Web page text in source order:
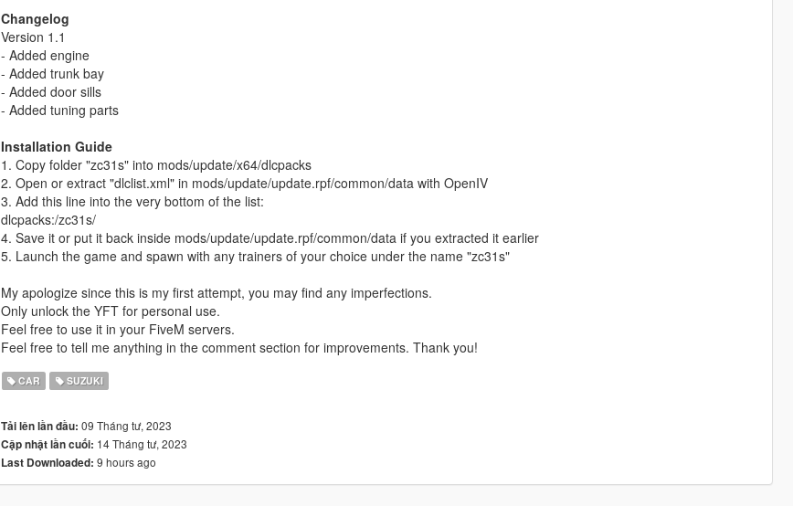
Changelog
Version 1.1
- Added engine
- Added trunk bay
- Added door sills
- Added tuning parts
Installation Guide
1. Copy folder "zc31s" into mods/update/x64/dlcpacks
2. Open or extract "dlclist.xml" in mods/update/update.rpf/common/data with OpenIV
3. Add this line into the very bottom of the list:
dlcpacks:/zc31s/
4. Save it or put it back inside mods/update/update.rpf/common/data if you extracted it earlier
5. Launch the game and spawn with any trainers of your choice under the name "zc31s"
My apologize since this is my first attempt, you may find any imperfections.
Only unlock the YFT for personal use.
Feel free to use it in your FiveM servers.
Feel free to tell me anything in the comment section for improvements. Thank you!
CAR SUZUKI
Tải lên lần đầu: 09 Tháng tư, 2023
Cập nhật lần cuối: 14 Tháng tư, 2023
Last Downloaded: 9 hours ago